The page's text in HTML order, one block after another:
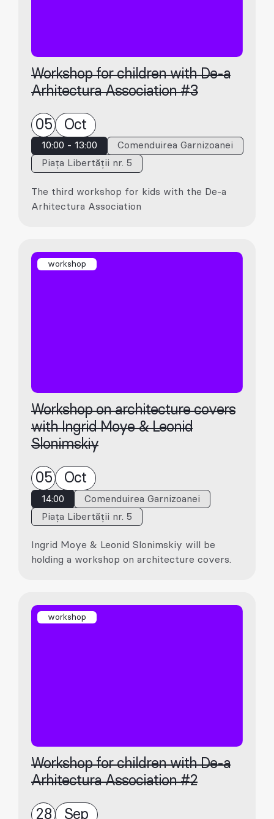
Workshop for children with De-a
Arhitectura Association #3
05 Oct
10:00 - 13:00
Comenduirea Garnizoanei
Piața Libertății nr. 5
The third workshop for kids with the De-a
Arhitectura Association
workshop
Workshop on architecture covers
with Ingrid Moye & Leonid
Slonimskiy
05 Oct
14:00
Comenduirea Garnizoanei
Piața Libertății nr. 5
Ingrid Moye & Leonid Slonimskiy will be
holding a workshop on architecture covers.
workshop
Workshop for children with De-a
Arhitectura Association #2
28 Sep